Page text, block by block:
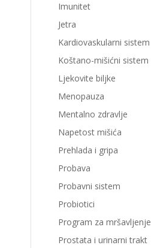
Imunitet
Jetra
Kardiovaskularni sistem
Koštano-mišićni sistem
Ljekovite biljke
Menopauza
Mentalno zdravlje
Napetost mišića
Prehlada i gripa
Probava
Probavni sistem
Probiotici
Program za mršavljenje
Prostata i urinarni trakt